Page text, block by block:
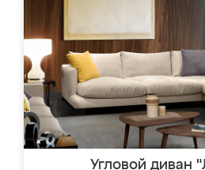
Угловой диван